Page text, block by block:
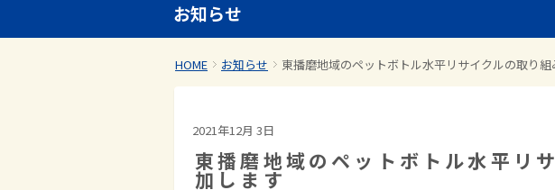
お知らせ
HOME お知らせ 東播磨地域のペットボトル水平リサイクルの取り
2021年12月 3日
東播磨地域のペットボトル水平リ
加します